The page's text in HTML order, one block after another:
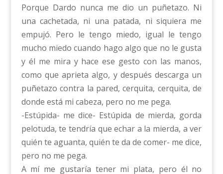
Porque Dardo nunca me dio un puñetazo. Ni
una cachetada, ni una patada, ni siquiera me
empujó. Pero le tengo miedo, igual le tengo
mucho miedo cuando hago algo que no le gusta
y él me mira y hace ese gesto con las manos,
como que aprieta algo, y después descarga un
puñetazo contra la pared, cerquita, cerquita, de
donde está mi cabeza, pero no me pega.
-Estúpida- me dice- Estúpida de mierda, gorda
pelotuda, te tendría que echar a la mierda, a ver
quién te aguanta, quién te da de comer- me dice,
pero no me pega.
A mí me gustaría tener mi plata, pero él no